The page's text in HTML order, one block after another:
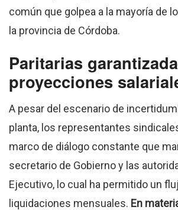
común que golpea a la mayoría de
la provincia de Córdoba.
Paritarias
proyecciones
A pesar del escenario de
planta, los representantes
marco de diálogo constante que
secretario de Gobierno y las
Ejecutivo, lo cual ha permitido un
liquidaciones mensuales. En